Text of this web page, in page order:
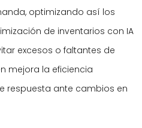
optimizando así los
de inventarios con IA
excesos o faltantes de
mejora la eficiencia
respuesta ante cambios en